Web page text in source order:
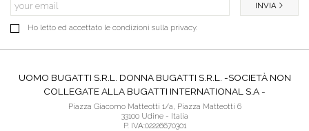
Ho letto ed accettato le condizioni sulla privacy.
INVIA
UOMO BUGATTI S.R.L. DONNA BUGATTI S.R.L. -SOCIETÀ NON
COLLEGATE ALLA BUGATTI INTERNATIONAL S.A -
Piazza Giacomo Matteotti 1/a, Piazza Matteotti 6
33100 Udine - Italia
P. IVA:02226670301